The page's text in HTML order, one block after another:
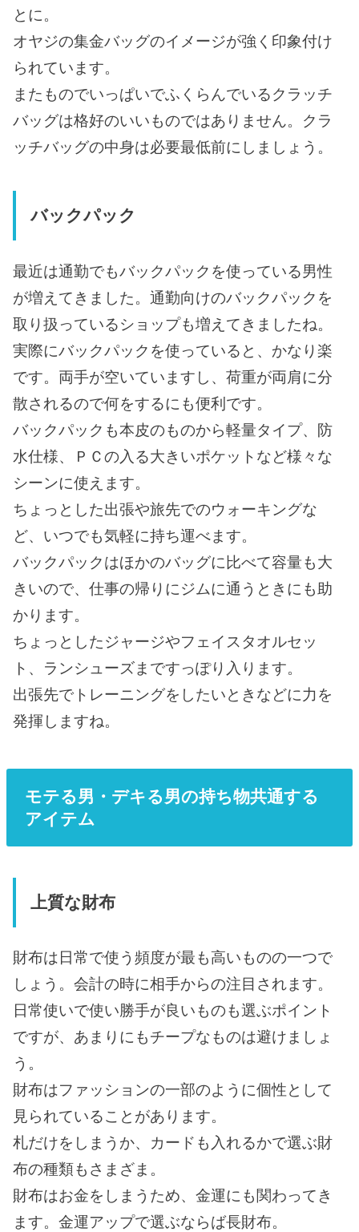
とに。
オヤジの集金バッグのイメージが強く印象付け
られています。
またものでいっぱいでふくらんでいるクラッチ
バッグは格好のいいものではありません。クラ
ッチバッグの中身は必要最低前にしましょう。
バックパック
最近は通勤でもバックパックを使っている男性
が増えてきました。通勤向けのバックパックを
取り扱っているショップも増えてきましたね。
実際にバックパックを使っていると、かなり楽
です。両手が空いていますし、荷重が両肩に分
散されるので何をするにも便利です。
バックパックも本皮のものから軽量タイプ、防
水仕様、ＰＣの入る大きいポケットなど様々な
シーンに使えます。
ちょっとした出張や旅先でのウォーキングな
ど、いつでも気軽に持ち運べます。
バックパックはほかのバッグに比べて容量も大
きいので、仕事の帰りにジムに通うときにも助
かります。
ちょっとしたジャージやフェイスタオルセッ
ト、ランシューズまですっぽり入ります。
出張先でトレーニングをしたいときなどに力を
発揮しますね。
モテる男・デキる男の持ち物共通する
アイテム
上質な財布
財布は日常で使う頻度が最も高いものの一つで
しょう。会計の時に相手からの注目されます。
日常使いで使い勝手が良いものも選ぶポイント
ですが、あまりにもチープなものは避けましょ
う。
財布はファッションの一部のように個性として
見られていることがあります。
札だけをしまうか、カードも入れるかで選ぶ財
布の種類もさまざま。
財布はお金をしまうため、金運にも関わってき
ます。金運アップで選ぶならば長財布。